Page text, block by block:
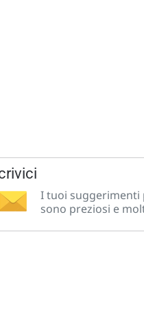
I tuoi suggerimenti
sono preziosi e